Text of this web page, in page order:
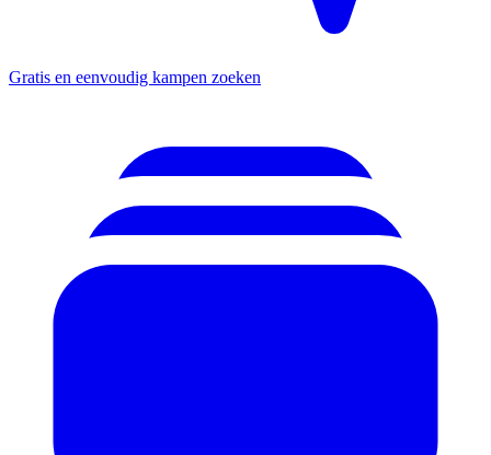
Gratis en eenvoudig kampen zoeken